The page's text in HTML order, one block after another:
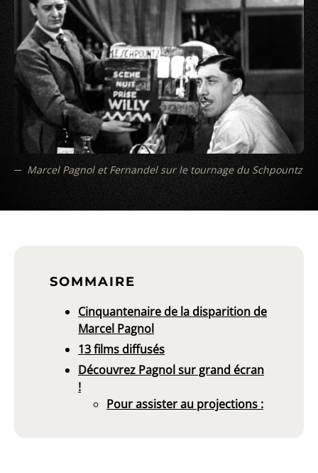
Marcel Pagnol et Fernandel sur le tournage du Schpountz
SOMMAIRE
Cinquantenaire de la disparition de
Marcel Pagnol
13 films diffusés
Découvrez Pagnol sur grand écran
!
Pour assister au projections :